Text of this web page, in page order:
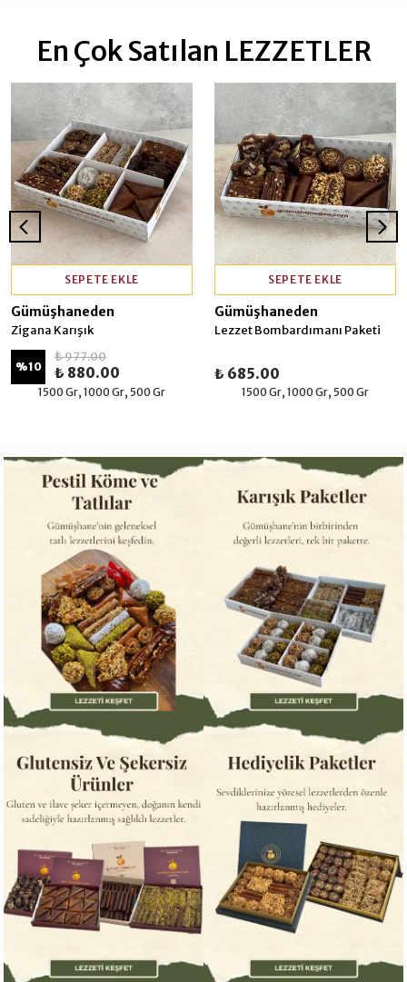
En Çok Satılan LEZZETLER
SEPETE EKLE
Gümüşhaneden
Zigana Karışık
%10
₺ 977.00
₺ 880.00
1500 Gr, 1000 Gr, 500 Gr
SEPETE EKLE
Gümüşhaneden
Lezzet Bombardımanı Paketi
₺ 685.00
1500 Gr, 1000 Gr, 500 Gr